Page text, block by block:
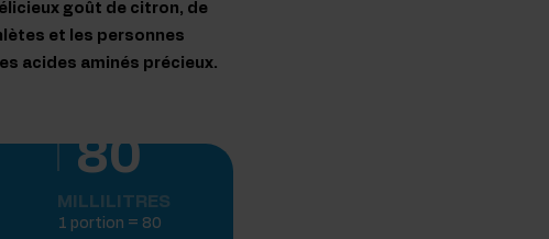
goût de citron, de
et les personnes
acides aminés précieux.
80
MILLILITRES
1 portion = 80